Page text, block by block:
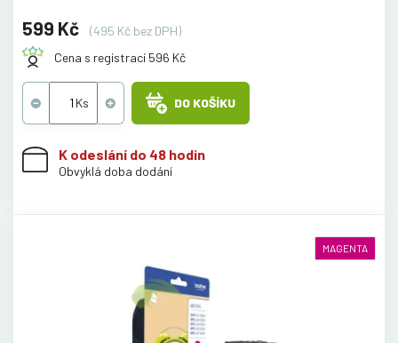
599 Kč
(495 Kč bez DPH)
Cena s registrací 596 Kč
DO KOŠÍKU
K odeslání do 48 hodin
Obvyklá doba dodání
MAGENTA